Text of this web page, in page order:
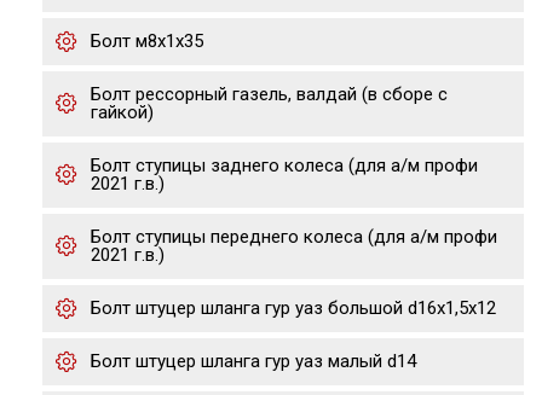
Болт м8х1х35
Болт рессорный газель, валдай (в сборе с
гайкой)
Болт ступицы заднего колеса (для а/м профи
2021 г.в.)
Болт ступицы переднего колеса (для а/м профи
2021 г.в.)
Болт штуцер шланга гур уаз большой d16х1,5х12
Болт штуцер шланга гур уаз малый d14